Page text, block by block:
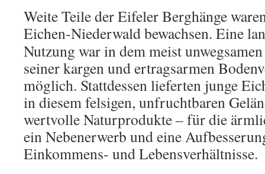
Weite Teile der Eifeler Berghänge
Eichen-Niederwald bewachsen. Eine
Nutzung war in dem meist
seiner kargen und ertragsarmen
möglich. Stattdessen lieferten junge
in diesem felsigen, unfruchtbaren
wertvolle Naturprodukte – für die
ein Nebenerwerb und eine
Einkommens- und Lebensverhältnisse.